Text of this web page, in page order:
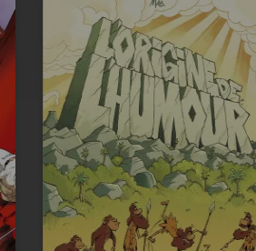
L' Origine de
l'humour
Tome 01
Date de parution :
13/05/2026
Un drôle d'album qui raconte
l'origine de l'humour !